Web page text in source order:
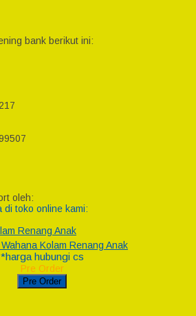
bank berikut ini:
oleh:
di toko online kami:
Kolam Renang Anak
*harga hubungi cs
Pre Order
Pre Order